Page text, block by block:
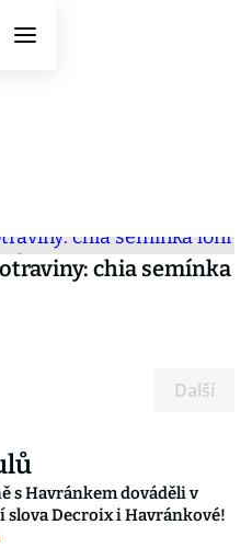
chia semínka
Další
s Havránkem dováděli v
slova Decroix i Havránkové!